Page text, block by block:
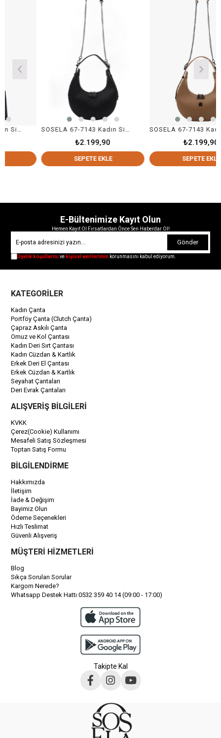
SOSELA 67-7143 Kadın Siyah Çapraz Askılı Çanta
₺2.199,90
SEPETE EKLE
₺2.199,90
SEPETE EKLE
E-Bültenimize Kayıt Olun
Hemen Kayıt Ol Fırsatlardan Önce Sen Haberdar Ol!
Gönder
Üyelik koşullarınıve kişisel verilerimin korunmasını kabul ediyorum.
KATEGORİLER
Kadın Çanta
Portföy Çanta (Clutch Çanta)
Çapraz Askılı Çanta
Omuz ve Kol Çantası
Kadın Deri Sırt Çantası
Kadın Cüzdan & Kartlık
Erkek Deri El Çantası
Erkek Cüzdan & Kartlık
Seyahat Çantaları
Deri Evrak Çantaları
ALIŞVERİŞ BİLGİLERİ
KVKK
Çerez(Cookie) Kullanımı
Mesafeli Satış Sözleşmesi
Toptan Satış Formu
BİLGİLENDİRME
Hakkımızda
İletişim
İade & Değişim
Bayimiz Olun
Ödeme Seçenekleri
Hızlı Teslimat
Güvenli Alışveriş
MÜŞTERİ HİZMETLERİ
Blog
Sıkça Sorulan Sorular
Kargom Nerede?
Whatsapp Destek Hattı 0532 359 40 14 (09:00 - 17:00)
Takipte Kal